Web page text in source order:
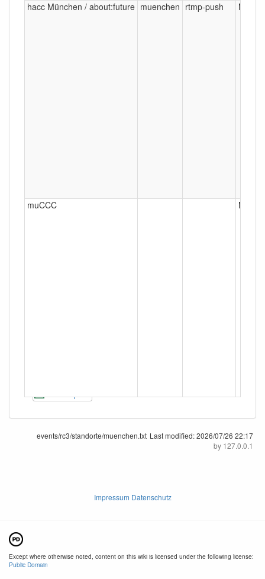
hacc München / about:future muenchen rtmp-push
muCCC
events/rc3/standorte/muenchen.txt Last modified:2026/07/26 22:17
by 127.0.0.1
Impressum Datenschutz
Except where otherwise noted, content on this wiki is licensed under the following license:
Public Domain